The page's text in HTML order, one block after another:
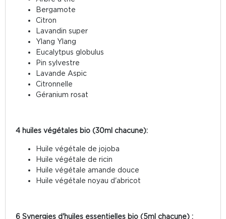
Bergamote
Citron
Lavandin super
Ylang Ylang
Eucalytpus globulus
Pin sylvestre
Lavande Aspic
Citronnelle
Géranium rosat
4 huiles végétales bio (30ml chacune):
Huile végétale de jojoba
Huile végétale de ricin
Huile végétale amande douce
Huile végétale noyau d'abricot
6 Synergies d'huiles essentielles bio (5ml chacune) :